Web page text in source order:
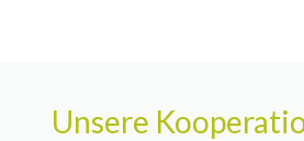
Unsere